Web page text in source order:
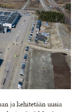
ja kehitetään uusia